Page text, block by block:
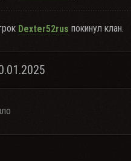
Dexter52rus покинул клан.